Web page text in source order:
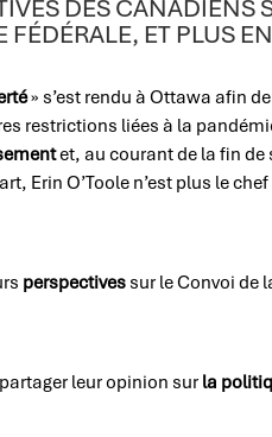
DES CANADIENS
ET PLUS
» s’est rendu à Ottawa afin
restrictions liées à la
et, au courant de la fin de
Erin O’Toole n’est plus le
perspectives sur le Convoi de
leur opinion sur la